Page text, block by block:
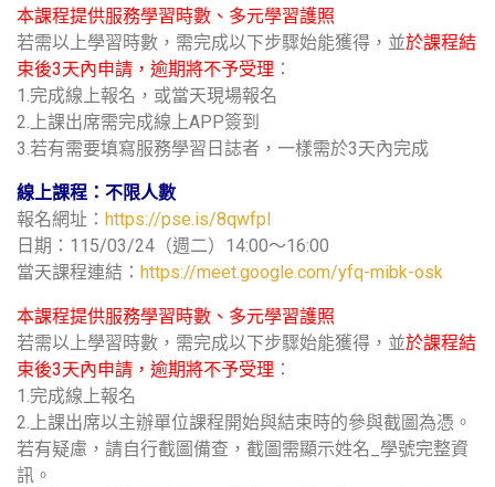
本課程提供服務學習時數、多元學習護照
若需以上學習時數，需完成以下步驟始能獲得，並於課程結
束後3天內申請，逾期將不予受理 ：
1.完成線上報名，或當天現場報名
2.上課出席需完成線上APP簽到
3.若有需要填寫服務學習日誌者，一樣需於3天內完成
線上課程：不限人數
報名網址： https://pse.is/8qwfpl
日期：115/03/24（週二）14:00～16:00
當天課程連結： https://meet.google.com/yfq-mibk-osk
本課程提供服務學習時數、多元學習護照
若需以上學習時數，需完成以下步驟始能獲得，並於課程結
束後3天內申請，逾期將不予受理 ：
1.完成線上報名
2.上課出席以主辦單位課程開始與結束時的參與截圖為憑。
若有疑慮，請自行截圖備查，截圖需顯示姓名_學號完整資
訊。